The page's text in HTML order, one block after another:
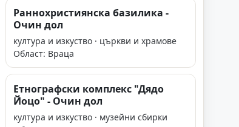
Раннохристиянска базилика -
Очин дол
култура и изкуство · църкви и храмове
Област: Враца
Етнографски комплекс "Дядо
Йоцо" - Очин дол
култура и изкуство · музейни сбирки